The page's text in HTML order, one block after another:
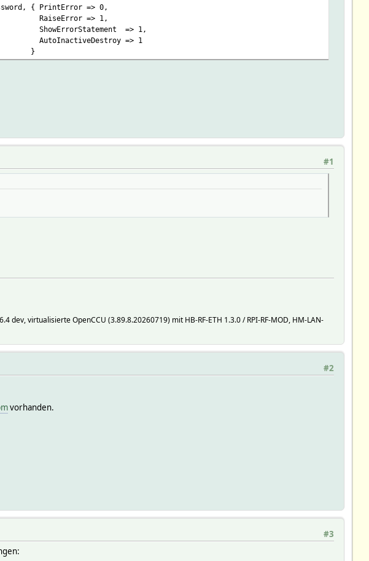
{ PrintError => 0,
1,
=> 1,
=> 1
#1
virtualisierte OpenCCU (3.89.8.20260719) mit HB-RF-ETH 1.3.0 / RPI-RF-MOD, HM-LAN-
#2
vorhanden.
#3